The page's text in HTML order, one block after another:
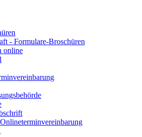
- Formulare-Broschüren
online